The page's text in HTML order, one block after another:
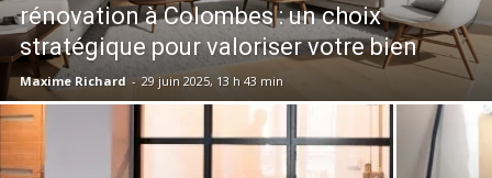
rénovation à Colombes : un choix
stratégique pour valoriser votre bien
Maxime Richard - 29 juin 2025, 13 h 43 min